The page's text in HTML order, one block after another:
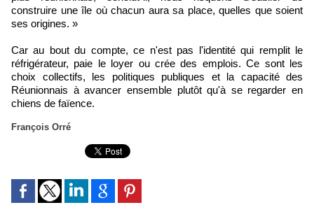
construire une île où chacun aura sa place, quelles que soient
ses origines. »
Car au bout du compte, ce n'est pas l'identité qui remplit le
réfrigérateur, paie le loyer ou crée des emplois. Ce sont les
choix collectifs, les politiques publiques et la capacité des
Réunionnais à avancer ensemble plutôt qu'à se regarder en
chiens de faïence.
François Orré